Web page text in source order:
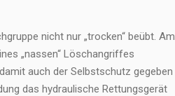
nicht nur „trocken“ beübt. Am
„nassen“ Löschangriffes
auch der Selbstschutz gegeben
das hydraulische Rettungsgerät